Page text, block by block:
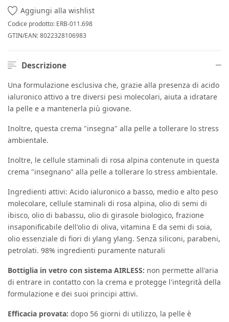
Aggiungi alla wishlist
Codice prodotto: ERB-011.698
GTIN/EAN:8022328106983
Descrizione
Una formulazione esclusiva che, grazie alla presenza di acido
ialuronico attivo a tre diversi pesi molecolari, aiuta a idratare
la pelle e a mantenerla più giovane.
Inoltre, questa crema "insegna" alla pelle a tollerare lo stress
ambientale.
Inoltre, le cellule staminali di rosa alpina contenute in questa
crema "insegnano" alla pelle a tollerare lo stress ambientale.
Ingredienti attivi: Acido ialuronico a basso, medio e alto peso
molecolare, cellule staminali di rosa alpina, olio di semi di
ibisco, olio di babassu, olio di girasole biologico, frazione
insaponificabile dell'olio di oliva, vitamina E da semi di soia,
olio essenziale di fiori di ylang ylang. Senza siliconi, parabeni,
petrolati. 98% ingredienti puramente naturali
Bottiglia in vetro con sistema AIRLESS: non permette all'aria
di entrare in contatto con la crema e protegge l'integrità della
formulazione e dei suoi principi attivi.
Efficacia provata: dopo 56 giorni di utilizzo, la pelle è